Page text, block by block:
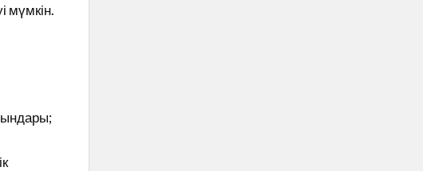
мүмкін.